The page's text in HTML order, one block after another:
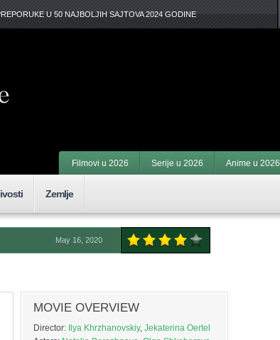
U 50 NAJBOLJIH SAJTOVA 2024 GODINE
Filmovi u 2026 Serije u 2026 Anime u 2026
Zemlje
May 16, 2020
MOVIE OVERVIEW
Director: Ilya Khrzhanovskiy, Jekaterina Oertel